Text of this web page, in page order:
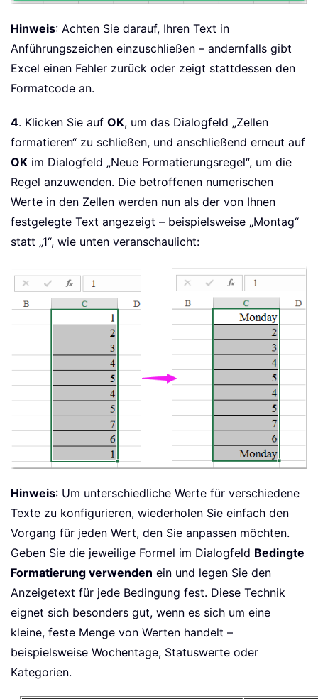
Hinweis: Achten Sie darauf, Ihren Text in
Anführungszeichen einzuschließen – andernfalls gibt
Excel einen Fehler zurück oder zeigt stattdessen den
Formatcode an.
4. Klicken Sie auf OK, um das Dialogfeld „Zellen
formatieren“ zu schließen, und anschließend erneut auf
OK im Dialogfeld „Neue Formatierungsregel“, um die
Regel anzuwenden. Die betroffenen numerischen
Werte in den Zellen werden nun als der von Ihnen
festgelegte Text angezeigt – beispielsweise „Montag“
statt „1“, wie unten veranschaulicht:
Hinweis: Um unterschiedliche Werte für verschiedene
Texte zu konfigurieren, wiederholen Sie einfach den
Vorgang für jeden Wert, den Sie anpassen möchten.
Geben Sie die jeweilige Formel im Dialogfeld Bedingte
Formatierung verwenden ein und legen Sie den
Anzeigetext für jede Bedingung fest. Diese Technik
eignet sich besonders gut, wenn es sich um eine
kleine, feste Menge von Werten handelt –
beispielsweise Wochentage, Statuswerte oder
Kategorien.